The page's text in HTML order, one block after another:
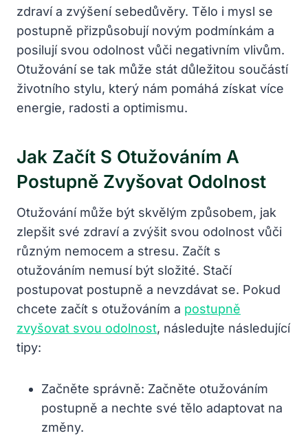
zdraví a zvýšení sebedůvěry. Tělo i mysl se
postupně přizpůsobují novým podmínkám a
posilují svou odolnost vůči negativním vlivům.
Otužování se tak může stát důležitou součástí
životního stylu, který nám pomáhá získat více
energie, radosti a optimismu.
Jak Začít S Otužováním A
Postupně Zvyšovat Odolnost
Otužování může být skvělým způsobem, jak
zlepšit své zdraví a zvýšit svou odolnost vůči
různým nemocem a stresu. Začít s
otužováním nemusí být složité. Stačí
postupovat postupně a nevzdávat se. Pokud
chcete začít s otužováním a postupně
zvyšovat svou odolnost, následujte následující
tipy:
Začněte správně: Začněte otužováním
postupně a nechte své tělo adaptovat na
změny.